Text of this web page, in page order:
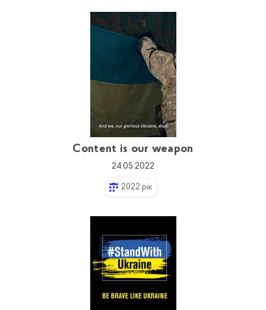
Content is our weapon
24.05.2022
2022 рік